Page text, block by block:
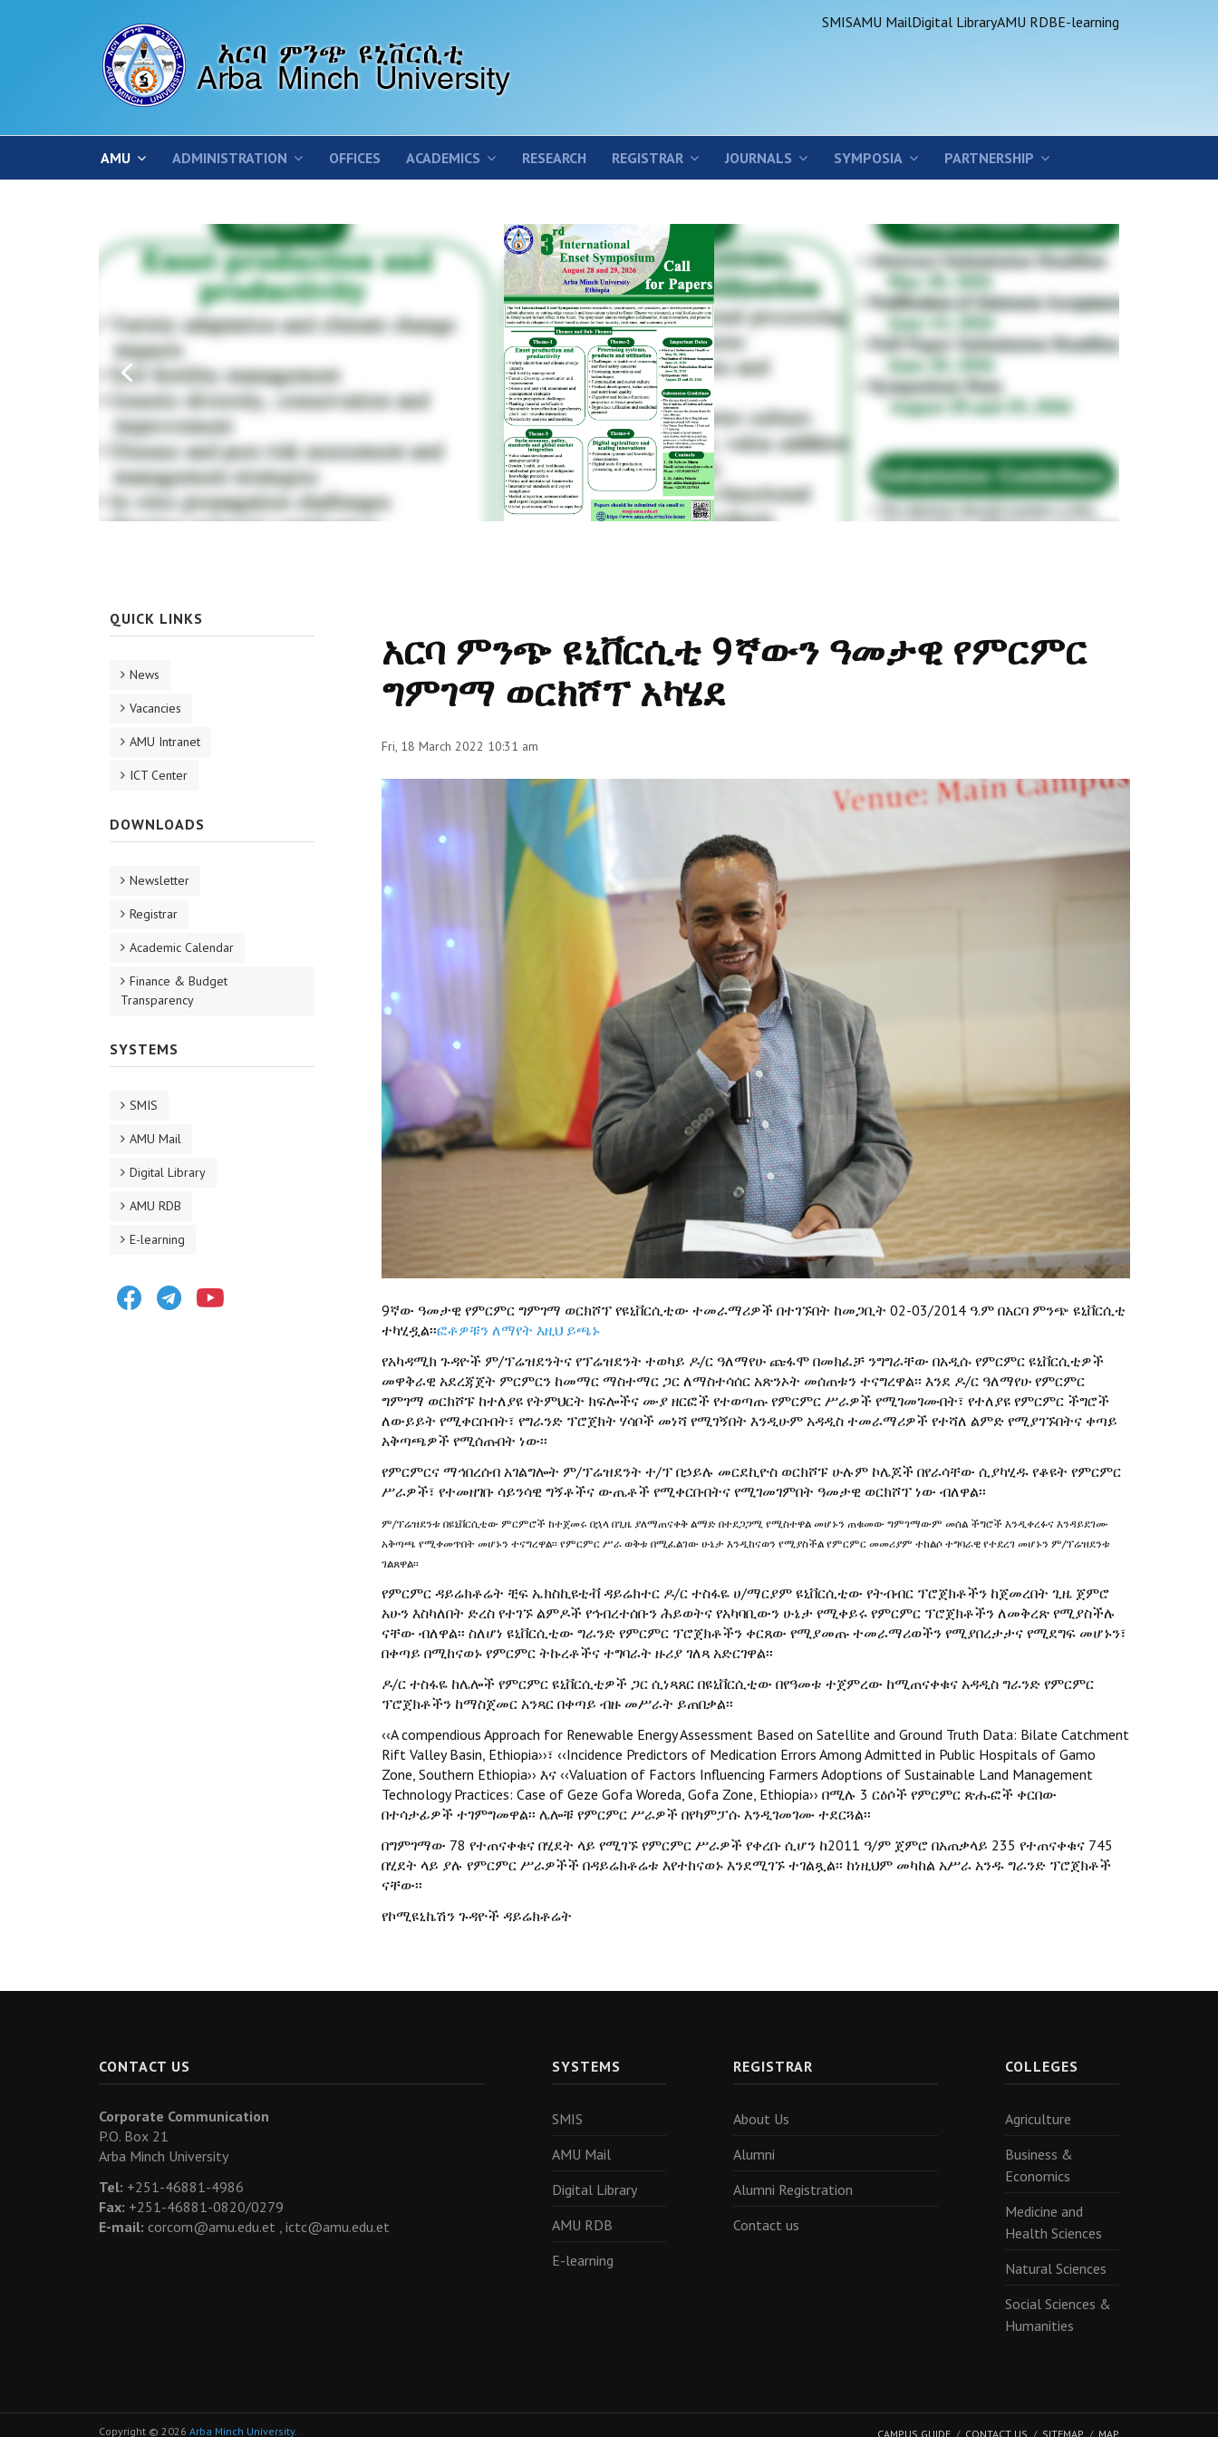
SMISAMU MailDigital LibraryAMU RDBE-learning
AMU ADMINISTRATION OFFICES ACADEMICS RESEARCH REGISTRAR JOURNALS SYMPOSIA PARTNERSHIP
አርባ ምንጭ ዩኒቨርሲቲ 9ኛውን ዓመታዊ የምርምር
ግምገማ ወርክሾፕ አካሄደ
Fri, 18 March 2022 10:31 am
9ኛው ዓመታዊ የምርምር ግምገማ ወርክሾፕ የዩኒቨርሲቲው ተመራማሪዎች በተገኙበት ከመጋቢት 02-03/2014 ዓ.ም በአርባ ምንጭ ዩኒቨርሲቲ
ተካሂዷል፡፡ፎቶዎቹን ለማየት እዚህ ይጫኑ
የአካዳሚክ ጉዳዮች ም/ፕሬዝደንትና የፕሬዝደንት ተወካይ ዶ/ር ዓለማየሁ ጩፋሞ በመክፈቻ ንግግራቸው በአዲሱ የምርምር ዩኒቨርሲቲዎች
መዋቅራዊ አደረጃጀት ምርምርን ከመማር ማስተማር ጋር ለማስተሳሰር አጽንኦት መሰጠቱን ተናግረዋል፡፡ እንደ ዶ/ር ዓለማየሁ የምርምር
ግምገማ ወርክሾፑ ከተለያዩ የትምህርት ክፍሎችና ሙያ ዘርፎች የተወጣጡ የምርምር ሥራዎች የሚገመገሙበት፣ የተለያዩ የምርምር ችግሮች
ለውይይት የሚቀርቡበት፣ የግራንድ ፕሮጀክት ሃሳቦች መነሻ የሚገኝበት እንዲሁም አዳዲስ ተመራማሪዎች የተሻለ ልምድ የሚያገኙበትና ቀጣይ
አቅጣጫዎች የሚሰጡበት ነው፡፡
የምርምርና ማኅበረሰብ አገልግሎት ም/ፕሬዝደንት ተ/ፕ በኃይሉ መርደኪዮስ ወርክሾፑ ሁሉም ኮሌጆች በየራሳቸው ሲያካሂዱ የቆዩት የምርምር
ሥራዎች፣ የተመዘገቡ ሳይንሳዊ ግኝቶችና ውጤቶች የሚቀርቡበትና የሚገመገምበት ዓመታዊ ወርክሾፕ ነው ብለዋል፡፡
ም/ፕሬዝደንቱ በዩኒቨርሲቲው ምርምሮች ከተጀመሩ በኋላ በጊዜ ያለማጠናቀቅ ልማድ በተደጋጋሚ የሚስተዋል መሆኑን ጠቁመው ግምገማውም መሰል ችግሮች እንዲቀረፉና እንዳይደገሙ
አቅጣጫ የሚቀመጥበት መሆኑን ተናግረዋል፡፡ የምርምር ሥራ ወቅቱ በሚፈልገው ሁኔታ እንዲከናወን የሚያስችል የምርምር መመሪያም ተከልሶ ተግባራዊ የተደረገ መሆኑን ም/ፕሬዝደንቱ
ገልጸዋል፡፡
የምርምር ዳይሬክቶሬት ቺፍ ኤክስኪዩቲቭ ዳይሬክተር ዶ/ር ተስፋዬ ሀ/ማርያም ዩኒቨርሲቲው የትብብር ፕሮጀክቶችን ከጀመረበት ጊዜ ጀምሮ
አሁን እስካለበት ድረስ የተገኙ ልምዶች የኅብረተሰቡን ሕይወትና የአካባቢውን ሁኔታ የሚቀይሩ የምርምር ፕሮጀክቶችን ለመቅረጽ የሚያስችሉ
ናቸው ብለዋል፡፡ ስለሆነ ዩኒቨርሲቲው ግራንድ የምርምር ፕሮጀክቶችን ቀርጸው የሚያመጡ ተመራማሪወችን የሚያበረታታና የሚደግፍ መሆኑን፣
በቀጣይ በሚከናወኑ የምርምር ትኩረቶችና ተግባራት ዙሪያ ገለጻ አድርገዋል፡፡
ዶ/ር ተስፋዬ ከሌሎች የምርምር ዩኒቨርሲቲዎች ጋር ሲነጻጸር በዩኒቨርሲቲው በየዓመቱ ተጀምረው ከሚጠናቀቁና አዳዲስ ግራንድ የምርምር
ፕሮጀክቶችን ከማስጀመር አንጻር በቀጣይ ብዙ መሥራት ይጠበቃል፡፡
‹‹A compendious Approach for Renewable Energy Assessment Based on Satellite and Ground Truth Data: Bilate Catchment
Rift Valley Basin, Ethiopia››፣ ‹‹Incidence Predictors of Medication Errors Among Admitted in Public Hospitals of Gamo
Zone, Southern Ethiopia›› እና ‹‹Valuation of Factors Influencing Farmers Adoptions of Sustainable Land Management
Technology Practices: Case of Geze Gofa Woreda, Gofa Zone, Ethiopia›› በሚሉ 3 ርዕሶች የምርምር ጽሑፎች ቀርበው
በተሳታፊዎች ተገምግመዋል፡፡ ሌሎቹ የምርምር ሥራዎች በየካምፓሱ እንዲገመገሙ ተደርጓል፡፡
በግምገማው 78 የተጠናቀቁና በሂደት ላይ የሚገኙ የምርምር ሥራዎች የቀረቡ ሲሆን ከ2011 ዓ/ም ጀምሮ በአጠቃላይ 235 የተጠናቀቁና 745
በሂደት ላይ ያሉ የምርምር ሥራዎችች በዳይሬክቶሬቱ እየተከናወኑ እንደሚገኙ ተገልጿል፡፡ ከነዚህም መካከል አሥራ አንዱ ግራንድ ፕሮጀክቶች
ናቸው፡፡
የኮሚዩኒኬሽን ጉዳዮች ዳይሬክቶሬት
QUICK LINKS
News
Vacancies
AMU Intranet
ICT Center
DOWNLOADS
Newsletter
Registrar
Academic Calendar
Finance & Budget
Transparency
SYSTEMS
SMIS
AMU Mail
Digital Library
AMU RDB
E-learning
FacebookTelegram
CONTACT US
Corporate Communication
P.O. Box 21
Arba Minch University
Tel: +251-46881-4986
Fax: +251-46881-0820/0279
E-mail: corcom@amu.edu.et , ictc@amu.edu.et
SYSTEMS
SMIS
AMU Mail
Digital Library
AMU RDB
E-learning
REGISTRAR
About Us
Alumni
Alumni Registration
Contact us
COLLEGES
Agriculture
Business &
Economics
Medicine and
Health Sciences
Natural Sciences
Social Sciences &
Humanities
Copyright © 2026 Arba Minch University. CAMPUS GUIDE CONTACT US SITEMAP MAP